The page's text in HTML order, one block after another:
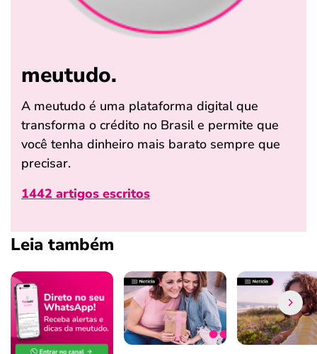
meutudo.
A meutudo é uma plataforma digital que
transforma o crédito no Brasil e permite que
você tenha dinheiro mais barato sempre que
precisar.
1442 artigos escritos
Leia também